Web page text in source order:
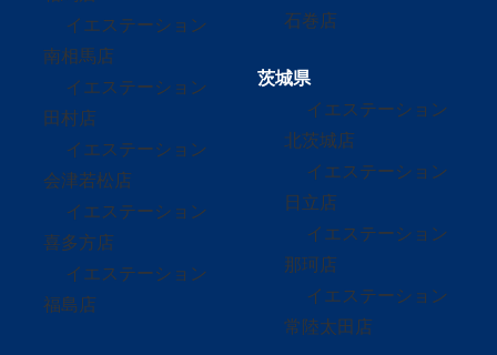
5に記載の個人情報に係るすべて
（2）開示等の求めのお申し出先
〒970-8051 福島県いわき市平六町目3番地の18
TEL 0120-350-524 FAX 0246-35-0038
（3）開示等に際して提出する書面・手数料
当社においては開示等に際して使用する特定の書式は
定めておりません。また当社では開示等について手数
イエステーション
南相馬店
イエステーション
田村店
イエステーション
会津若松店
イエステーション
喜多方店
イエステーション
福島店
石巻店
茨城県
イエステーション
北茨城店
イエステーション
日立店
イエステーション
那珂店
イエステーション
常陸太田店